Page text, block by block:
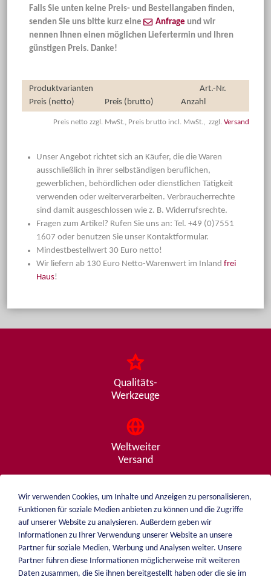
Falls Sie unten keine Preis- und Bestellangaben finden,
senden Sie uns bitte kurz eine
Anfrage und wir
nennen Ihnen einen möglichen Liefertermin und Ihren
günstigen Preis. Danke!
Produktvarianten
Art.-Nr.
Preis (netto)
Preis (brutto) Anzahl
Preis netto zzgl. MwSt., Preis brutto incl. MwSt., zzgl. Versand
Unser Angebot richtet sich an Käufer, die die Waren
ausschließlich in ihrer selbständigen beruflichen,
gewerblichen, behördlichen oder dienstlichen Tätigkeit
verwenden oder weiterverarbeiten. Verbraucherrechte
sind damit ausgeschlossen wie z. B. Widerrufsrechte.
Fragen zum Artikel? Rufen Sie uns an: Tel. +49 (0)7551
1607 oder benutzen Sie unser Kontaktformular.
Mindestbestellwert 30 Euro netto!
Wir liefern ab 130 Euro Netto-Warenwert im Inland frei
Haus!
Qualitäts-
Werkzeuge
Weltweiter
Versand
Beratung
von A - Z
Wir verwenden Cookies, um Inhalte und Anzeigen zu personalisieren,
Funktionen für soziale Medien anbieten zu können und die Zugriffe
auf unserer Website zu analysieren. Außerdem geben wir
Informationen zu Ihrer Verwendung unserer Website an unsere
Partner für soziale Medien, Werbung und Analysen weiter. Unsere
Partner führen diese Informationen möglicherweise mit weiteren
Daten zusammen, die Sie ihnen bereitgestellt haben oder die sie im